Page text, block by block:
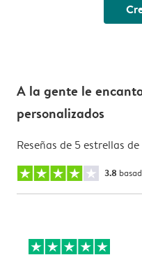
A la gente le
personalizados
Reseñas de 5 estrellas
3.8